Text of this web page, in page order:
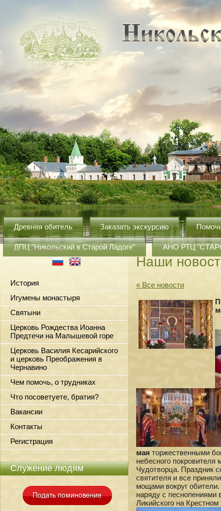
Древняя обитель Заказать экскурсию
ДПЦ "Никольский в Старой Ладоге" АНО РТЦ
Главная/ Наши новости
История
Игумены монастыря
Святыни
Церковь Рождества Иоанна
Предтечи на Малышевой горе
Церковь Василия Кесарийского
и церковь Преображения в
Чернавино
Чем помочь, о трудниках
Что посоветуете, братия?
Вакансии
Контакты
Регистрация
Служение людям
Наши
« Все новости
мая торжественными
небесного
Чудотворца. Праздник
святителя и все
мощами вокруг
наряду с песнопениями
Ликийского на